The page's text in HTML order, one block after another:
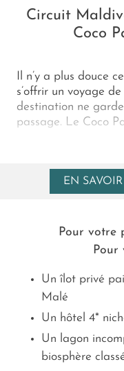
Circuit
Coco
Il n’y a plus douce
s’offrir un voyage
destination ne
passage. Le Coco
autant soin de ses
pilotis sont un
maldivienne. Des
jour, la beauté est
Raies, dauphins et
EN
Pour votre
Pour
Un îlot privé
Malé
Un hôtel 4*
Un lagon
biosphère